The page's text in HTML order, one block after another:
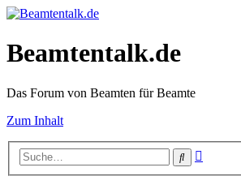
Beamtentalk.de
Das Forum von Beamten für Beamte
Zum Inhalt
Suche